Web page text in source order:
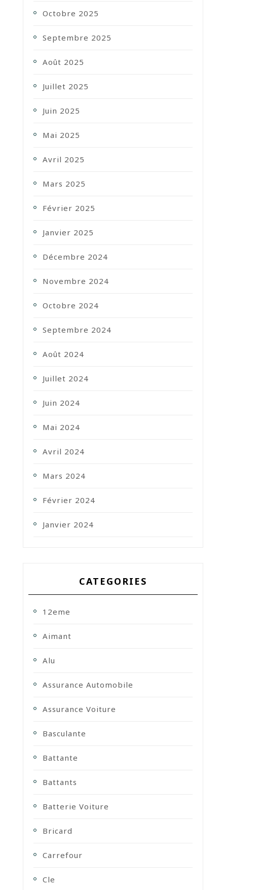
Octobre 2025
Septembre 2025
Août 2025
Juillet 2025
Juin 2025
Mai 2025
Avril 2025
Mars 2025
Février 2025
Janvier 2025
Décembre 2024
Novembre 2024
Octobre 2024
Septembre 2024
Août 2024
Juillet 2024
Juin 2024
Mai 2024
Avril 2024
Mars 2024
Février 2024
Janvier 2024
CATEGORIES
12eme
Aimant
Alu
Assurance Automobile
Assurance Voiture
Basculante
Battante
Battants
Batterie Voiture
Bricard
Carrefour
Cle